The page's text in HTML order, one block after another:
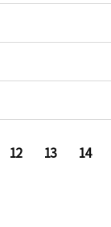
12 13 14